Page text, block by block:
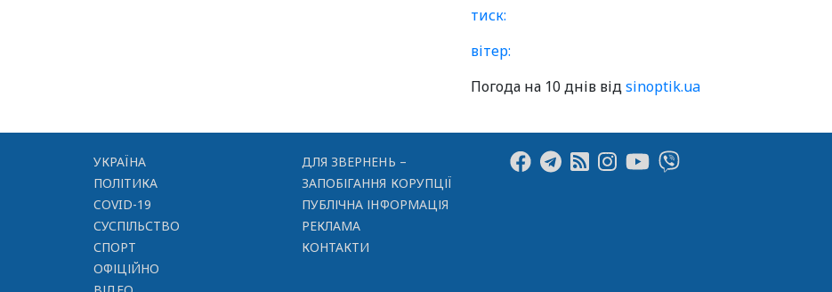
тиск:
вітер:
Погода на 10 днів відsinoptik.ua
УКРАЇНА
ПОЛІТИКА
COVID-19
СУСПІЛЬСТВО
СПОРТ
ОФІЦІЙНО
ДЛЯ ЗВЕРНЕНЬ –
ЗАПОБІГАННЯ КОРУПЦІЇ
ПУБЛІЧНА ІНФОРМАЦІЯ
РЕКЛАМА
КОНТАКТИ